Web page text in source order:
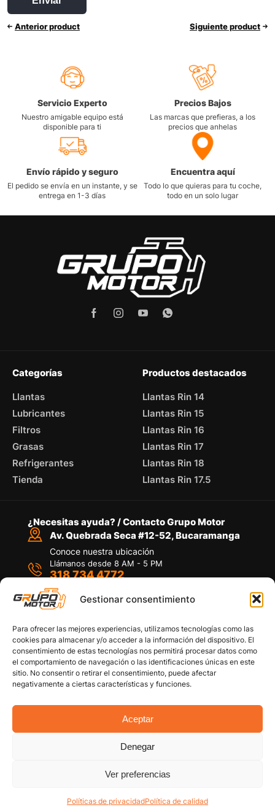
Gestionar consentimiento
Para ofrecer las mejores experiencias, utilizamos tecnologías como las
cookies para almacenar y/o acceder a la información del dispositivo. El
consentimiento de estas tecnologías nos permitirá procesar datos como
el comportamiento de navegación o las identificaciones únicas en este
sitio. No consentir o retirar el consentimiento, puede afectar
negativamente a ciertas características y funciones.
Aceptar
Denegar
Ver preferencias
Políticas de privacidadPolítica de calidad
Anterior product Siguiente product
Servicio Experto
Nuestro amigable equipo está
disponible para ti
Precios Bajos
Las marcas que prefieras, a los
precios que anhelas
Envío rápido y seguro
El pedido se envía en un instante, y se
entrega en 1-3 días
Encuentra aquí
Todo lo que quieras para tu coche,
todo en un solo lugar
Categorías
Llantas
Lubricantes
Filtros
Grasas
Refrigerantes
Tienda
Productos destacados
Llantas Rin 14
Llantas Rin 15
Llantas Rin 16
Llantas Rin 17
Llantas Rin 18
Llantas Rin 17.5
¿Necesitas ayuda? / Contacto Grupo Motor
Av. Quebrada Seca #12-52, Bucaramanga
Conoce nuestra ubicación
Llámanos desde 8 AM - 5 PM
318 734 4772
Por medio de WhatsApp
Copyright © 2026 Grupo Motor S.A.S. Todos los
Políticas de privacidad
Política de devoluciones y/o reembolsos
Términos y Condiciones